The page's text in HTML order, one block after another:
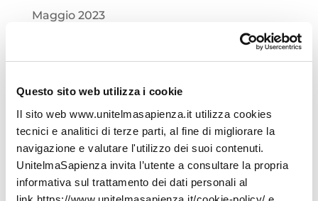
Questo sito web utilizza i cookie
Il sito web www.unitelmasapienza.it utilizza cookies
tecnici e analitici di terze parti, al fine di migliorare la
navigazione e valutare l'utilizzo dei suoi contenuti.
UnitelmaSapienza invita l’utente a consultare la propria
informativa sul trattamento dei dati personali al
Maggio 2023
Febbraio 2023
Gennaio 2023
Dicembre 2022